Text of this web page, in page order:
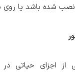
نصب شده باشد یا
از اجزای حیاتی در